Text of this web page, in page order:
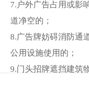
7.户外广告占用或影
道净空的；
8.广告牌妨碍消防通
公用设施使用的
9.门头招牌遮挡建筑
光、通风等功能使